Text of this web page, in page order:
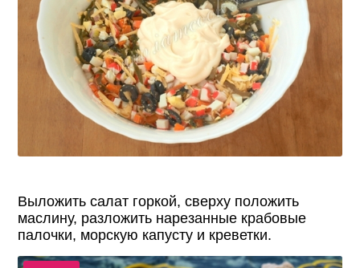
Выложить салат горкой, сверху положить
маслину, разложить нарезанные крабовые
палочки, морскую капусту и креветки.